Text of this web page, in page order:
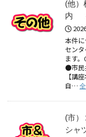
(他）
内 （
本件
セン
ます
●市
【講
自…
(市）
シャ